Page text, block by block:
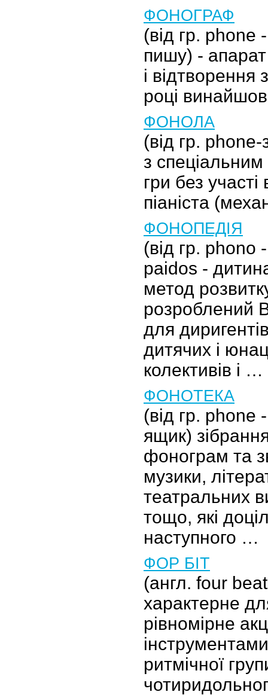
ФОНОГРАФ
(від гр. phone
пишу) -
і відтворення
році
ФОНОЛА
(від гр.
з
гри без
піаніста
ФОНОПЕДІЯ
(від гр. phono
paidos -
метод
розроблений
для
дитячих і
колективів і …
ФОНОТЕКА
(від гр. phone
ящик)
фонограм та
музики,
театральних
тощо, які
наступного …
ФОР БІТ
(англ. four
характерне
рівномірне
ритмічної